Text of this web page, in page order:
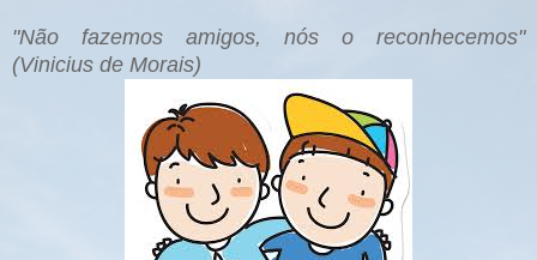
"Não fazemos amigos, nós o reconhecemos"
(Vinicius de Morais)